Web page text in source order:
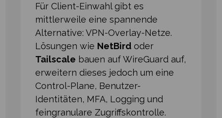
Für Client-Einwahl gibt es
mittlerweile eine spannende
Alternative: VPN-Overlay-Netze.
Lösungen wie NetBird oder
Tailscale bauen auf WireGuard auf,
erweitern dieses jedoch um eine
Control-Plane, Benutzer-
Identitäten, MFA, Logging und
feingranulare Zugriffskontrolle.